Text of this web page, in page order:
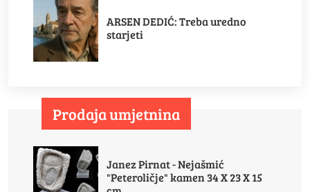
ARSEN DEDIĆ: Treba uredno
starjeti
Prodaja umjetnina
Janez Pirnat - Nejašmić
"Peteroličje" kamen 34 X 23 X 15